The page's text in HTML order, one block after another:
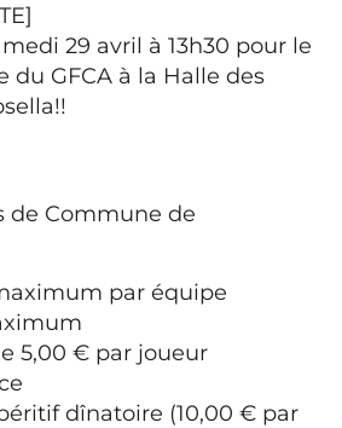
29 avril à 13h30 pour le
du GFCA à la Halle des
de Commune de
par équipe
5,00 € par joueur
dînatoire (10,00 € par